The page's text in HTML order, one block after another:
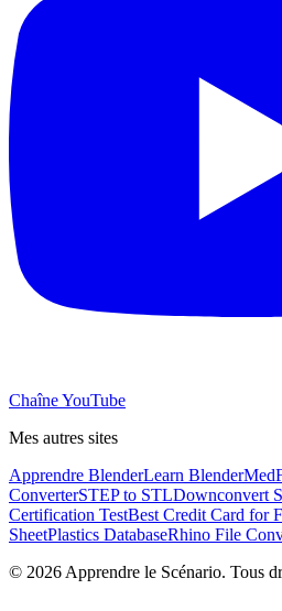
Chaîne YouTube
Mes autres sites
Apprendre BlenderLearn Blender
ConverterSTEP to STLDownconvert
Certification TestBest Credit Card for
SheetPlastics DatabaseRhino File
© 2026 Apprendre le Scénario. Tous